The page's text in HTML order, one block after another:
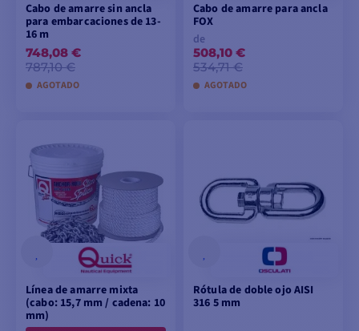
Cabo de amarre sin ancla
para embarcaciones de 13-
16 m
748,08 €
787,10 €
AGOTADO
AÑADIR A LA CESTA
Cabo de amarre para ancla
FOX
de
508,10 €
534,71 €
AGOTADO
Línea de amarre mixta
(cabo: 15,7 mm / cadena: 10
mm)
Rótula de doble ojo AISI
316 5 mm